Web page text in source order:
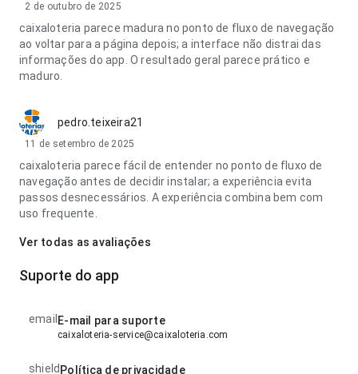
2 de outubro de 2025
caixaloteria parece madura no ponto de fluxo de navegação
ao voltar para a página depois; a interface não distrai das
informações do app. O resultado geral parece prático e
maduro.
pedro.teixeira21
11 de setembro de 2025
caixaloteria parece fácil de entender no ponto de fluxo de
navegação antes de decidir instalar; a experiência evita
passos desnecessários. A experiência combina bem com
uso frequente.
Ver todas as avaliações
Suporte do app
email E-mail para suporte
caixaloteria-service@caixaloteria.com
shield Política de privacidade